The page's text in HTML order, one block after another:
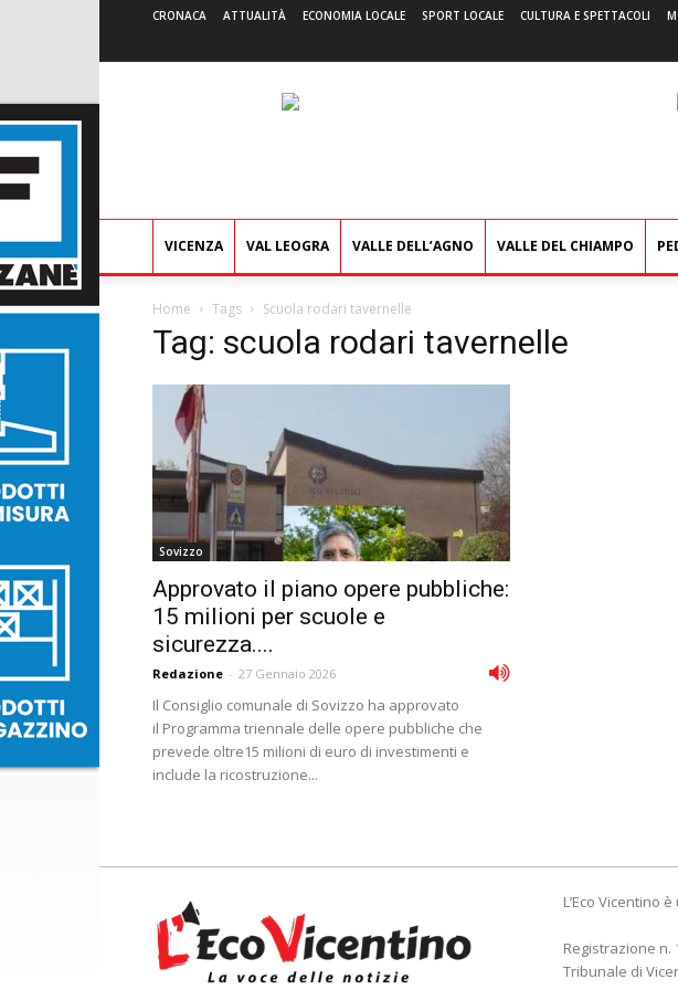
CRONACA ATTUALITÀ ECONOMIA LOCALE SPORT LOCALE CULTURA E SPETTACOLI
VICENZA VAL LEOGRA VALLE DELL’AGNO VALLE DEL CHIAMPO
Home Tags Scuola rodari tavernelle
Tag: scuola rodari tavernelle
Sovizzo
Approvato il piano opere pubbliche:
15 milioni per scuole e
sicurezza....
Redazione - 27 Gennaio 2026
Il Consiglio comunale di Sovizzo ha approvato
il Programma triennale delle opere pubbliche che
prevede oltre15 milioni di euro di investimenti e
include la ricostruzione...
L’Eco Vicentino
Registrazione n.
Tribunale di